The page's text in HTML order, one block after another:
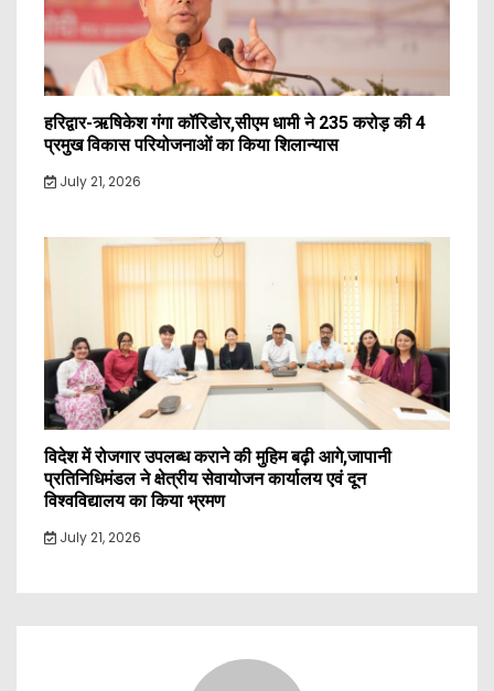
हरिद्वार-ऋषिकेश गंगा कॉरिडोर,सीएम धामी ने 235 करोड़ की 4
प्रमुख विकास परियोजनाओं का किया शिलान्यास
July 21, 2026
विदेश में रोजगार उपलब्ध कराने की मुहिम बढ़ी आगे,जापानी
प्रतिनिधिमंडल ने क्षेत्रीय सेवायोजन कार्यालय एवं दून
विश्वविद्यालय का किया भ्रमण
July 21, 2026